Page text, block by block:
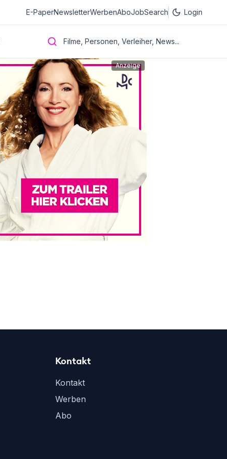
E-PaperNewsletterWerbenAboJobSearch Login
Filme, Personen, Verleiher, News...
Anzeige
Kontakt
Kontakt
Werben
Abo